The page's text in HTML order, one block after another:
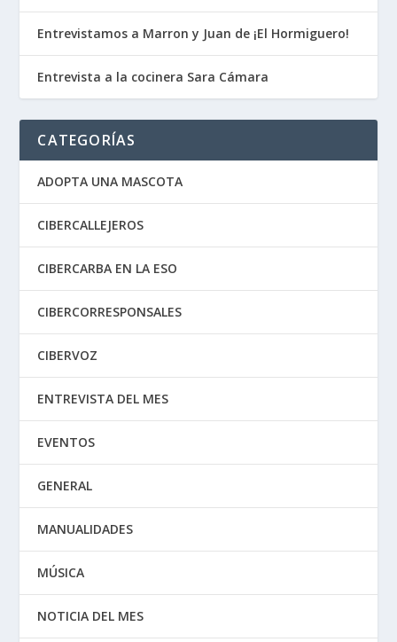
Entrevistamos a Marron y Juan de ¡El Hormiguero!
Entrevista a la cocinera Sara Cámara
CATEGORÍAS
ADOPTA UNA MASCOTA
CIBERCALLEJEROS
CIBERCARBA EN LA ESO
CIBERCORRESPONSALES
CIBERVOZ
ENTREVISTA DEL MES
EVENTOS
GENERAL
MANUALIDADES
MÚSICA
NOTICIA DEL MES